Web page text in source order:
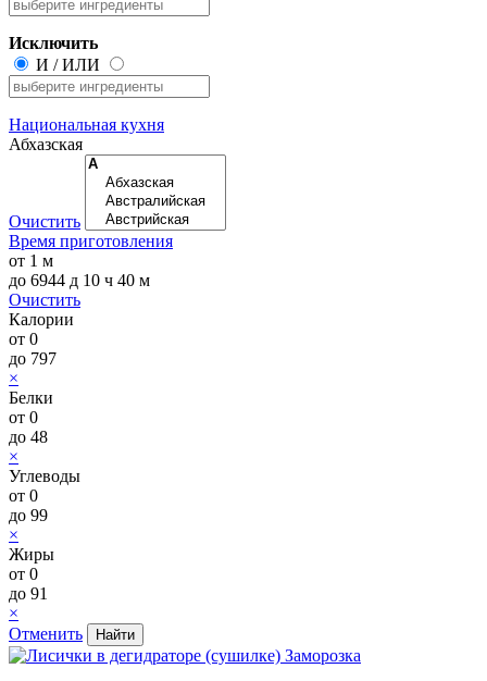
Исключить
И /ИЛИ
Национальная кухня
Абхазская
Очистить
Время приготовления
от 1 м
до 6944 д 10 ч 40 м
Очистить
Калории
от 0
до 797
×
Белки
от 0
до 48
×
Углеводы
от 0
до 99
×
Жиры
от 0
до 91
×
Отменить
Заморозка